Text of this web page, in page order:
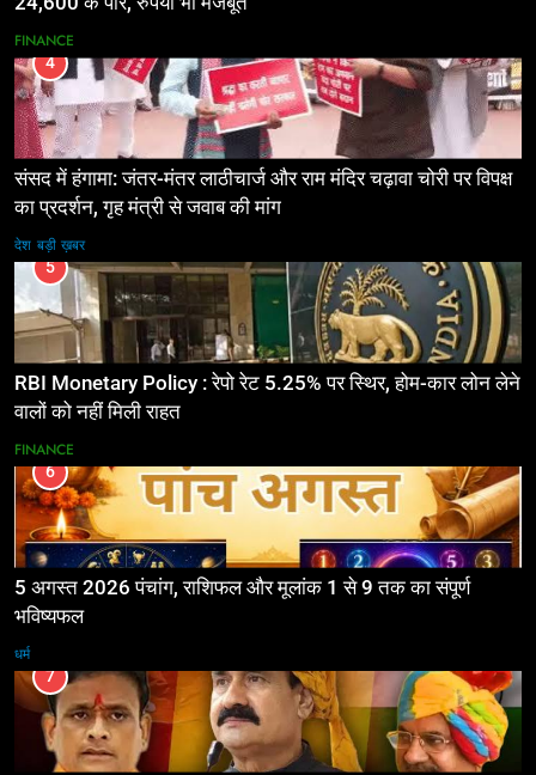
FINANCE
4
संसद में हंगामा: जंतर-मंतर लाठीचार्ज और राम मंदिर चढ़ावा चोरी पर विपक्ष
का प्रदर्शन, गृह मंत्री से जवाब की मांग
देश बड़ी ख़बर
5
RBI Monetary Policy : रेपो रेट 5.25% पर स्थिर, होम-कार लोन लेने
वालों को नहीं मिली राहत
FINANCE
6
5 अगस्त 2026 पंचांग, राशिफल और मूलांक 1 से 9 तक का संपूर्ण
भविष्यफल
धर्म
7